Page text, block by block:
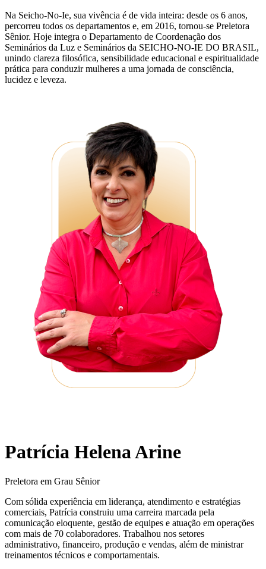
Na Seicho-No-Ie, sua vivência é de vida inteira: desde os 6 anos,
percorreu todos os departamentos e, em 2016, tornou-se Preletora
Sênior. Hoje integra o Departamento de Coordenação dos
Seminários da Luz e Seminários da SEICHO-NO-IE DO BRASIL,
unindo clareza filosófica, sensibilidade educacional e espiritualidade
prática para conduzir mulheres a uma jornada de consciência,
lucidez e leveza.
Patrícia Helena Arine
Preletora em Grau Sênior
Com sólida experiência em liderança, atendimento e estratégias
comerciais, Patrícia construiu uma carreira marcada pela
comunicação eloquente, gestão de equipes e atuação em operações
com mais de 70 colaboradores. Trabalhou nos setores
administrativo, financeiro, produção e vendas, além de ministrar
treinamentos técnicos e comportamentais.